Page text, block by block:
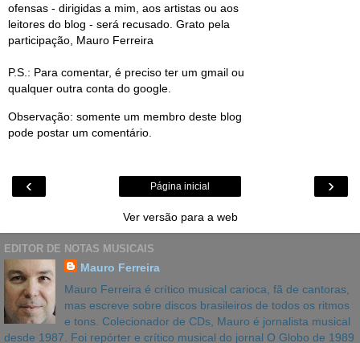
ofensas - dirigidas a mim, aos artistas ou aos
leitores do blog - será recusado. Grato pela
participação, Mauro Ferreira
P.S.: Para comentar, é preciso ter um gmail ou
qualquer outra conta do google.
Observação: somente um membro deste blog
pode postar um comentário.
‹ ›
Página inicial
Ver versão para a web
EDITOR DE NOTAS MUSICAIS
Mauro Ferreira
Mauro Ferreira é crítico musical carioca, fã de cantoras,
mas escreve sobre discos brasileiros de todos os ritmos
e tons. Colecionador de CDs, Mauro é jornalista musical
desde 1987. Foi repórter e crítico musical do jornal O Globo de 1989